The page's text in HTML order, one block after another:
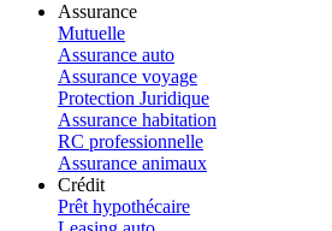
Assurance
Mutuelle
Assurance auto
Assurance voyage
Protection Juridique
Assurance habitation
RC professionnelle
Assurance animaux
Crédit
Prêt hypothécaire